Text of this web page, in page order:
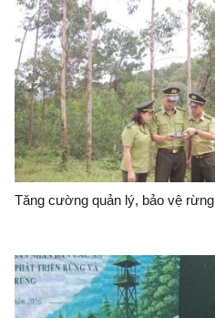
Tăng cường quản lý, bảo vệ rừng